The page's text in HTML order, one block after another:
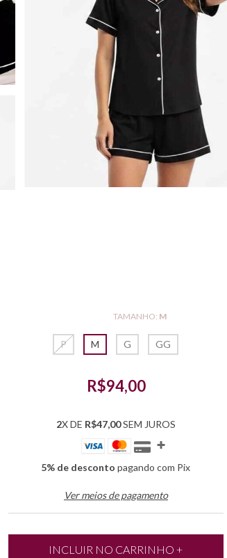
TAMANHO: M
P M G GG
R$94,00
2X DE R$47,00SEM JUROS
5% de desconto pagando com Pix
Ver meios de pagamento